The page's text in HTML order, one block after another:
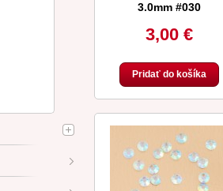
3.0mm #030
3,00 €
Pridať do košíka